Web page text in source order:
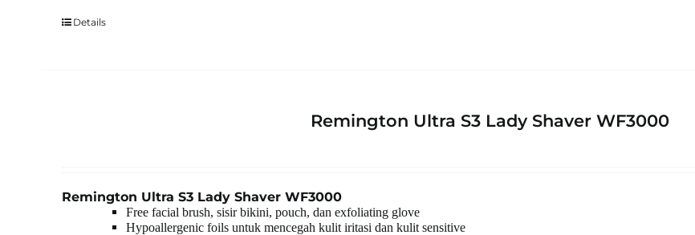
Details
Remington Ultra S3 Lady Shaver WF3000
Remington Ultra S3 Lady Shaver WF3000
Free facial brush, sisir bikini, pouch, dan exfoliating glove
Hypoallergenic foils untuk mencegah kulit iritasi dan kulit sensitive